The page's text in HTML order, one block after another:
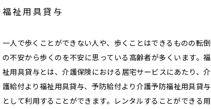
福祉用具貸与
一人で歩くことができない人や、歩くことはできるものの転倒
の不安から歩くのを不安に思っている高齢者が多くいます。福
祉用具貸与とは、介護保険における居宅サービスにあたり、介
護給付より福祉用具貸与、予防給付より介護予防福祉用具貸与
として利用することができます。レンタルすることができる用